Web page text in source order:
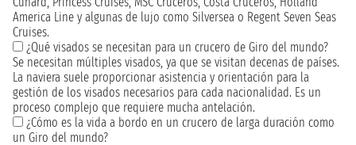
America Line y algunas de lujo como Silversea o Regent Seven Seas
Cruises.
¿Qué visados se necesitan para un crucero de Giro del mundo?
Se necesitan múltiples visados, ya que se visitan decenas de países.
La naviera suele proporcionar asistencia y orientación para la
gestión de los visados necesarios para cada nacionalidad. Es un
proceso complejo que requiere mucha antelación.
¿Cómo es la vida a bordo en un crucero de larga duración como
un Giro del mundo?